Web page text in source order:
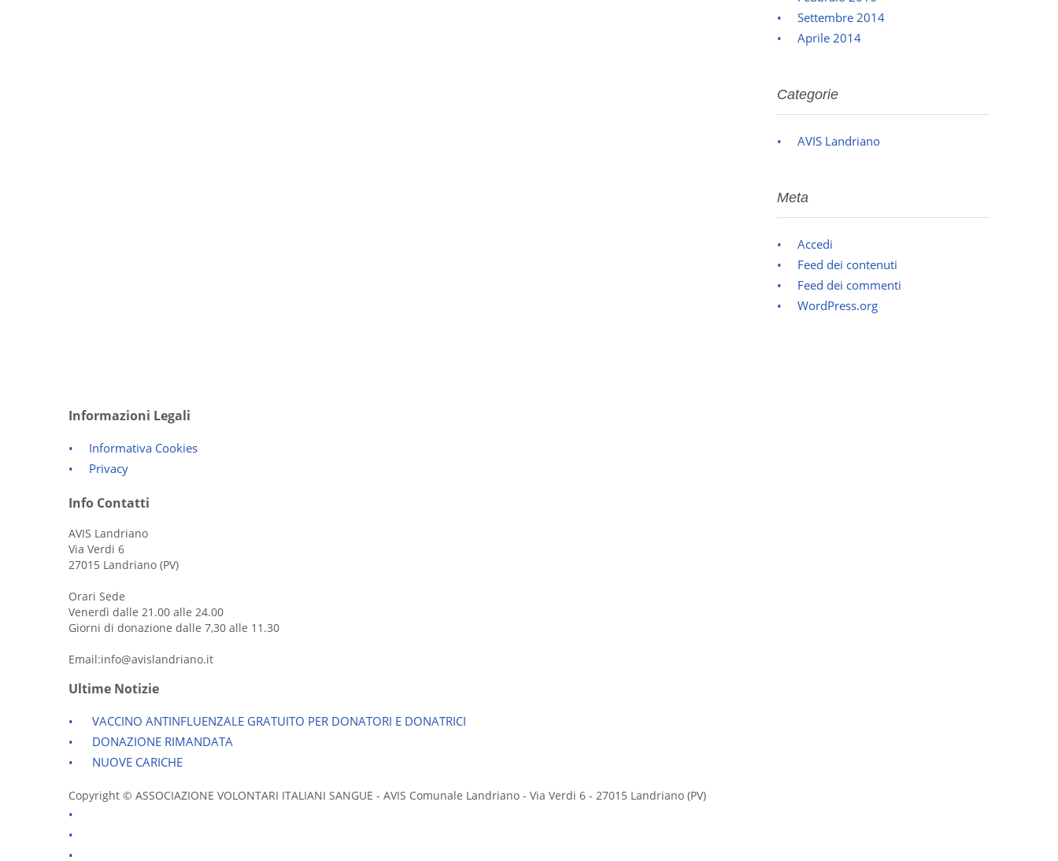
Settembre 2014
Aprile 2014
Categorie
AVIS Landriano
Meta
Accedi
Feed dei contenuti
Feed dei commenti
WordPress.org
Informazioni Legali
Informativa Cookies
Privacy
Info Contatti
AVIS Landriano
Via Verdi 6
27015 Landriano (PV)
Orari Sede
Venerdì dalle 21.00 alle 24.00
Giorni di donazione dalle 7,30 alle 11.30
Email:info@avislandriano.it
Ultime Notizie
VACCINO ANTINFLUENZALE GRATUITO PER DONATORI E DONATRICI
DONAZIONE RIMANDATA
NUOVE CARICHE
Copyright © ASSOCIAZIONE VOLONTARI ITALIANI SANGUE - AVIS Comunale Landriano - Via Verdi 6 - 27015 Landriano (PV)